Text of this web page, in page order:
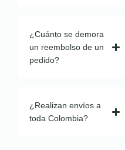
¿Cuánto se demora
un reembolso de un
pedido?
¿Realizan envíos a
toda Colombia?